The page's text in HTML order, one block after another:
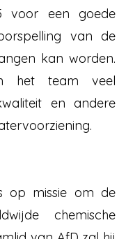
voor een goede
van de
kan worden.
het team veel
en andere
op missie om de
chemische